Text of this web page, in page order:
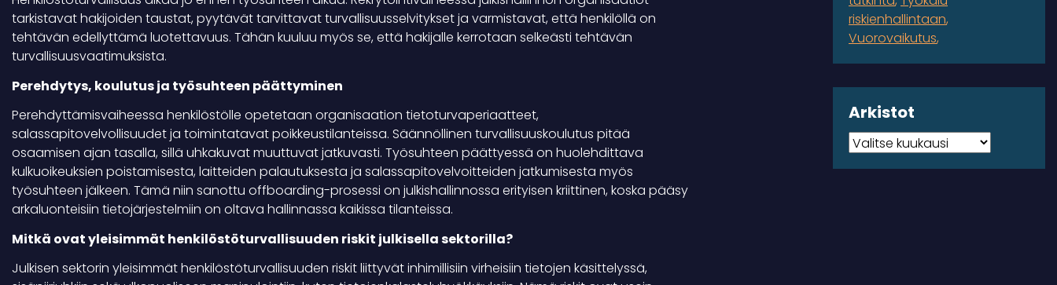
tarkistavat hakijoiden taustat, pyytävät tarvittavat turvallisuusselvitykset ja varmistavat, että henkilöllä on
tehtävän edellyttämä luotettavuus. Tähän kuuluu myös se, että hakijalle kerrotaan selkeästi tehtävän
turvallisuusvaatimuksista.
Perehdytys, koulutus ja työsuhteen päättyminen
Perehdyttämisvaiheessa henkilöstölle opetetaan organisaation tietoturvaperiaatteet,
salassapitovelvollisuudet ja toimintatavat poikkeustilanteissa. Säännöllinen turvallisuuskoulutus pitää
osaamisen ajan tasalla, sillä uhkakuvat muuttuvat jatkuvasti. Työsuhteen päättyessä on huolehdittava
kulkuoikeuksien poistamisesta, laitteiden palautuksesta ja salassapitovelvoitteiden jatkumisesta myös
työsuhteen jälkeen. Tämä niin sanottu offboarding-prosessi on julkishallinnossa erityisen kriittinen, koska pääsy
arkaluonteisiin tietojärjestelmiin on oltava hallinnassa kaikissa tilanteissa.
Mitkä ovat yleisimmät henkilöstöturvallisuuden riskit julkisella sektorilla?
Julkisen sektorin yleisimmät henkilöstöturvallisuuden riskit liittyvät inhimillisiin virheisiin tietojen käsittelyssä,
riskienhallintaan
Vuorovaikutus
Arkistot
Arkistot